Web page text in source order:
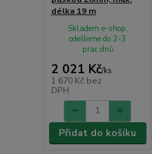
délka 19 m
2 021 Kč/ks
1 670 Kč bez
DPH
Skladem e-shop,
odešleme do 2-3
prac.dnů
Přidat do košíku